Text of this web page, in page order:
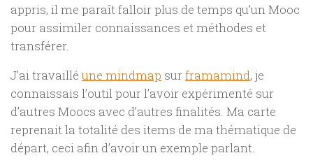
appris, il me paraît falloir plus de temps qu’un Mooc
pour assimiler connaissances et méthodes et
transférer.
J’ai travaillé une mindmap surframamind, je
connaissais l’outil pour l’avoir expérimenté sur
d’autres Moocs avec d’autres finalités. Ma carte
reprenait la totalité des items de ma thématique de
départ, ceci afin d’avoir un exemple parlant.